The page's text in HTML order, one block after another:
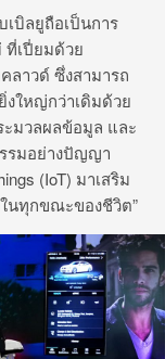
เบิลยูถือเป็นการ
เปี่ยมด้วย
ลาวด์ ซึ่งสามารถ
งใหญ่กว่าเดิมด้วย
มวลผลข้อมูล และ
รมอย่างปัญญา
(IoT) มาเสริม
นทุกขณะของชีวิต”